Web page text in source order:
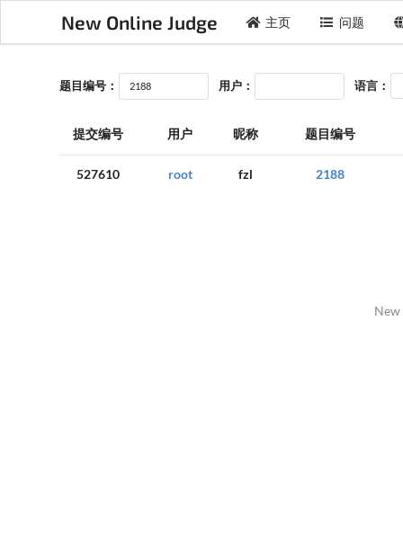
New Online Judge 主页 问题
题目编号： 用户： 语言：
提交编号 用户 昵称 题目编号
527610 root fzl 2188